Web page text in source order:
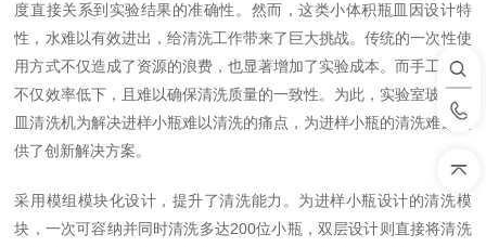
度直接关系到实验结果的准确性。然而，这类小体积瓶皿因设计特
性，水难以有效进出，给清洗工作带来了巨大挑战。传统的一次性使
用方式不仅造成了资源的浪费，也显著增加了实验成本。而手工清洗
不仅效率低下，且难以确保清洗质量的一致性。为此，实验室玻璃器
皿清洗机为解决进样小瓶难以清洗的痛点，为进样小瓶的清洗难题提
供了创新解决方案。
采用模组模块化设计，提升了清洗能力。为进样小瓶设计的清洗模
块，一次可容纳并同时清洗多达200位小瓶，双层设计则直接将清洗